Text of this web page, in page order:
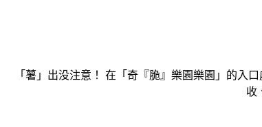
「薯」出没注意！ 在「奇『脆』樂園樂園」的入
收